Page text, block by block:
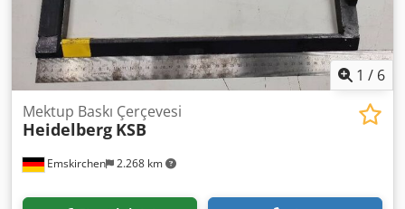
1 / 6
Emskirchen 2.268 km
Mektup Baskı Çerçevesi
Heidelberg KSB